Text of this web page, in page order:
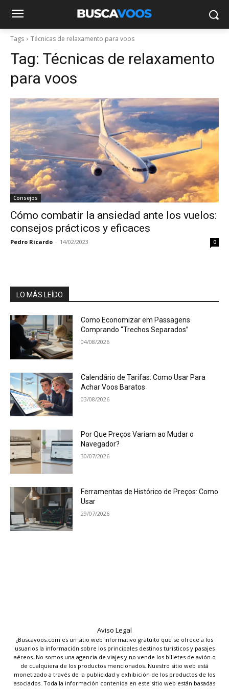
Tags Técnicas de relaxamento para voos
Tag: Técnicas de relaxamento
para voos
Consejos
Cómo combatir la ansiedad ante los vuelos:
consejos prácticos y eficaces
Pedro Ricardo - 14/02/2023 0
LO MÁS LEÍDO
Como Economizar em Passagens
Comprando “Trechos Separados”
04/08/2026
Calendário de Tarifas: Como Usar Para
Achar Voos Baratos
03/08/2026
Por Que Preços Variam ao Mudar o
Navegador?
30/07/2026
Ferramentas de Histórico de Preços: Como
Usar
29/07/2026
Aviso Legal
¿Buscavoos.com es un sitio web informativo gratuito que se ofrece a los
usuarios la información sobre los principales destinos turísticos y pasajes
aéreos. No somos una agencia de viajes y no vende los billetes de avión o
de cualquiera de los productos mencionados. Nuestro sitio web está
monetizado a través de la publicidad y exhibición de los productos de los
asociados. Toda la información contenida en este sitio web están basadas